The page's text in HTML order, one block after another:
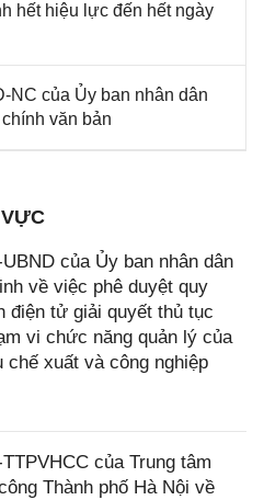
hết hiệu lực đến hết ngày
NC của Ủy ban nhân dân
văn bản
của Ủy ban nhân dân
về việc phê duyệt quy
điện tử giải quyết thủ tục
vi chức năng quản lý của
chế xuất và công nghiệp
của Trung tâm
Thành phố Hà Nội về